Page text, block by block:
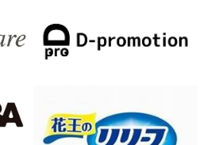
スト及び記事の無断転載、使用はお断りいたしま
す。
All rights reserved.